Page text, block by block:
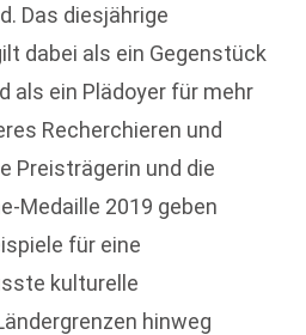
Das diesjährige
dabei als ein Gegenstück
als ein Plädoyer für mehr
Recherchieren und
Preisträgerin und die
Medaille 2019 geben
für eine
kulturelle
hinweg